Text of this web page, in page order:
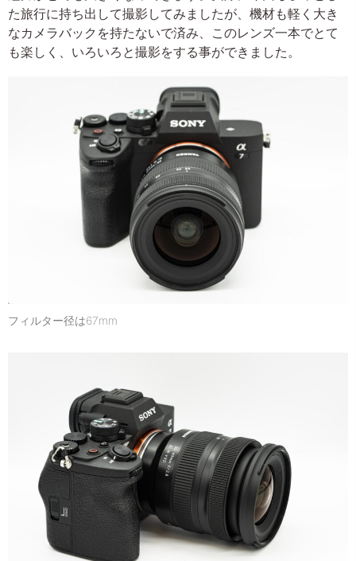
た旅行に持ち出して撮影してみましたが、機材も軽く大き
なカメラバックを持たないで済み、このレンズ一本でとて
も楽しく、いろいろと撮影をする事ができました。
フィルター径は67mm